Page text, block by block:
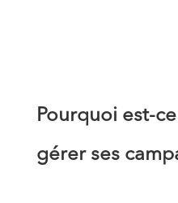
Pourquoi est-
gérer ses